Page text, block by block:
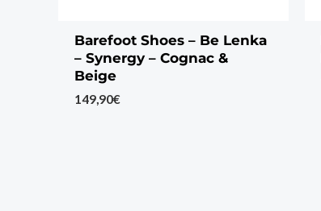
Barefoot Shoes – Be Lenka
– Synergy – Cognac &
Beige
149,90€